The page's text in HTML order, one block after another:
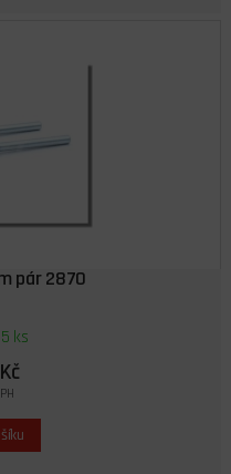
pár 2870
ks